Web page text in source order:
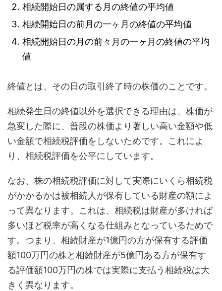
相続開始日の属する月の終値の平均値
相続開始日の前月の一ヶ月の終値の平均値
相続開始日の月の前々月の一ヶ月の終値の平均
値
終値とは、その日の取引終了時の株価のことです。
相続発生日の終値以外を選択できる理由は、株価が
急変した際に、普段の株価より著しい高い金額や低
い金額で相続税評価をしないためです。これによ
り、相続税評価を公平にしています。
なお、株の相続税評価に対して実際にいくら相続税
がかかるかは被相続人が保有している財産の額によ
って異なります。これは、相続税は財産が多ければ
多いほど税率が高くなる仕組みとなっているためで
す。つまり、相続財産が1億円の方が保有する評価
額100万円の株と相続財産が5億円ある方が保有す
る評価額100万円の株では実際に支払う相続税は大
きく異なります。